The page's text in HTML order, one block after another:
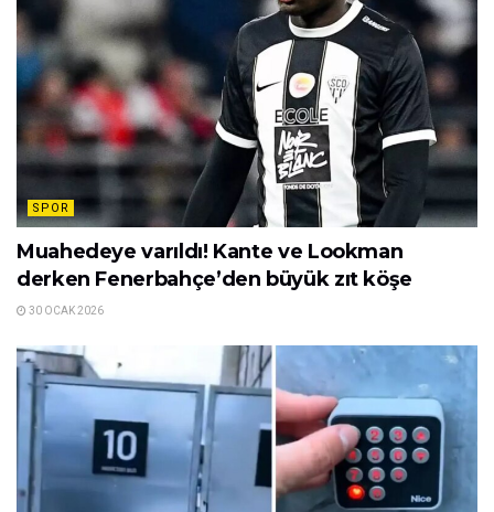
SPOR
Muahedeye varıldı! Kante ve Lookman
derken Fenerbahçe’den büyük zıt köşe
30 OCAK 2026